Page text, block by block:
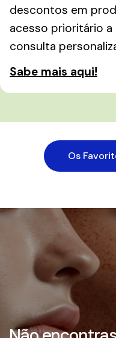
descontos em
acesso prioritário
consulta
Sabe mais aqui!
Os